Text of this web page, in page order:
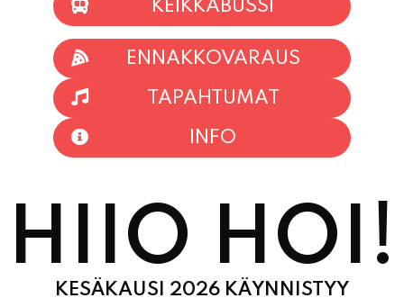
TAPAHTUMAT
INFO
HIIO HOI!
KESÄKAUSI 2026 KÄYNNISTYY
VAPPUAATTONA 30.4.2026 KLO
14:00! TARJOLLA ON KESÄN 2025
SUOSITUIMMAT PIZZAT